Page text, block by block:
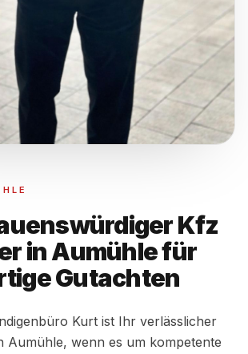
Kfz
in Aumühle für
Gutachten
Kurt ist Ihr verlässlicher
Aumühle, wenn es um kompetente